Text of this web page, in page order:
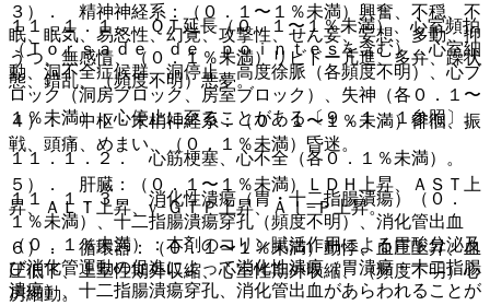
３）． 精神神経系：（０．１〜１％未満）興奮、不穏、不
眠、眠気、易怒性、幻覚、攻撃性、せん妄、妄想、多動、抑
うつ、無感情、（０．１％未満）リビドー亢進、多弁、躁状
態、錯乱、（頻度不明）悪夢。
４）． 中枢・末梢神経系：（０．１〜１％未満）徘徊、振
戦、頭痛、めまい、（０．１％未満）昏迷。
５）． 肝臓：（０．１〜１％未満）ＬＤＨ上昇、ＡＳＴ上
昇、ＡＬＴ上昇、γ−ＧＴＰ上昇、Ａｌ−Ｐ上昇。
６）． 循環器：（０．１〜１％未満）動悸、血圧上昇、血
圧低下、上室性期外収縮、心室性期外収縮、（頻度不明）心
房細動。
１１．１．１． ＱＴ延長（０．１〜１％未満）、心室頻拍
（Ｔｏｒｓａｄｅ ｄｅ ｐｏｉｎｔｅｓを含む）、心室細
動、洞不全症候群、洞停止、高度徐脈（各頻度不明）、心ブ
ロック（洞房ブロック、房室ブロック）、失神（各０．１〜
１％未満）：心停止に至ることがある〔９．１．１参照〕。
１１．１．２． 心筋梗塞、心不全（各０．１％未満）。
１１．１．３． 消化性潰瘍（胃・十二指腸潰瘍）（０．
１％未満）、十二指腸潰瘍穿孔（頻度不明）、消化管出血
（０．１％未満）：本剤のコリン賦活作用による胃酸分泌及
び消化管運動の促進によって消化性潰瘍（胃潰瘍・十二指腸
潰瘍）、十二指腸潰瘍穿孔、消化管出血があらわれることが